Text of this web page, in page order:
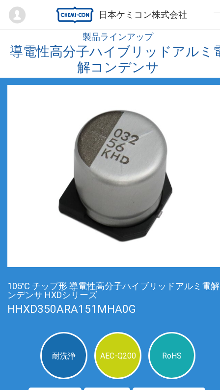
日本ケミコン株式会社
Mypage
製品ラインアップ
導電性高分子ハイブリッドアルミ
解コンデンサ
105℃ チップ形 導電性高分子ハイブリッドアルミ電
ンデンサ HXDシリーズ
HHXD350ARA151MHA0G
耐洗浄 AEC-Q200 RoHS